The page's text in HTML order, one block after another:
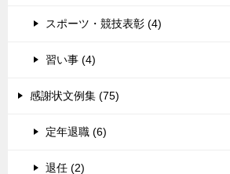
スポーツ・競技表彰 (4)
習い事 (4)
感謝状文例集 (75)
定年退職 (6)
退任 (2)